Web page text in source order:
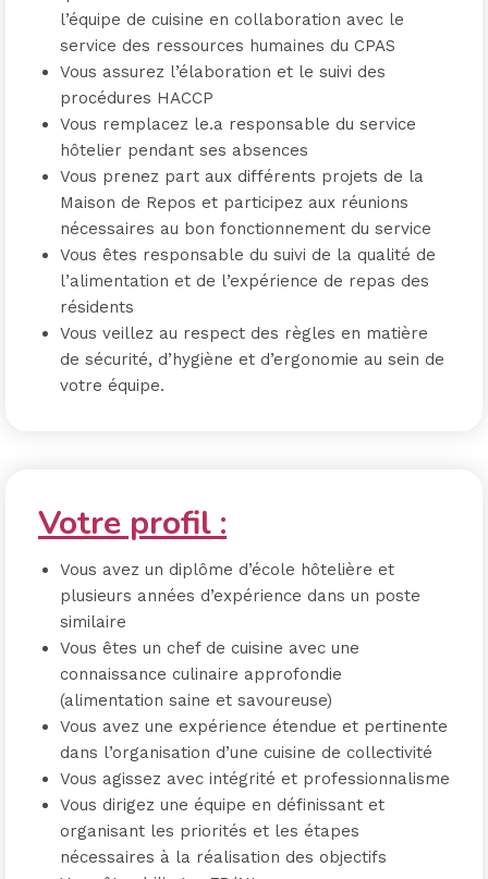
l’équipe de cuisine en collaboration avec le
service des ressources humaines du CPAS
Vous assurez l’élaboration et le suivi des
procédures HACCP
Vous remplacez le.a responsable du service
hôtelier pendant ses absences
Vous prenez part aux différents projets de la
Maison de Repos et participez aux réunions
nécessaires au bon fonctionnement du service
Vous êtes responsable du suivi de la qualité de
l’alimentation et de l’expérience de repas des
résidents
Vous veillez au respect des règles en matière
de sécurité, d’hygiène et d’ergonomie au sein de
votre équipe.
Votre profil :
Vous avez un diplôme d’école hôtelière et
plusieurs années d’expérience dans un poste
similaire
Vous êtes un chef de cuisine avec une
connaissance culinaire approfondie
(alimentation saine et savoureuse)
Vous avez une expérience étendue et pertinente
dans l’organisation d’une cuisine de collectivité
Vous agissez avec intégrité et professionnalisme
Vous dirigez une équipe en définissant et
organisant les priorités et les étapes
nécessaires à la réalisation des objectifs